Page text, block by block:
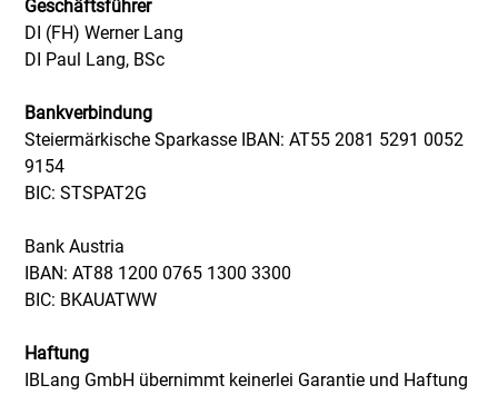
Geschäftsführer
DI (FH) Werner Lang
DI Paul Lang, BSc
Bankverbindung
Steiermärkische Sparkasse IBAN: AT55 2081 5291 0052
9154
BIC: STSPAT2G
Bank Austria
IBAN: AT88 1200 0765 1300 3300
BIC: BKAUATWW
Haftung
IBLang GmbH übernimmt keinerlei Garantie und Haftung